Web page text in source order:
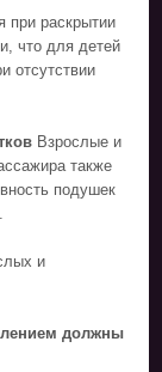
при раскрытии
что для детей
отсутствии
Взрослые и
также
подушек
и
должны